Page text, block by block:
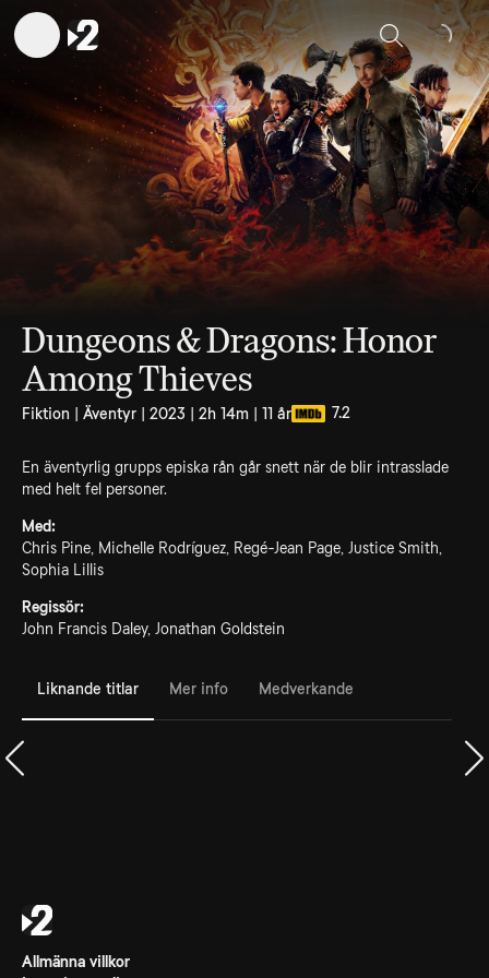
Sök
Dungeons & Dragons: Honor
Among Thieves
Fiktion | Äventyr | 2023 | 2h 14m | 11 år 7.2
En äventyrlig grupps episka rån går snett när de blir intrasslade
med helt fel personer.
Med:
Chris Pine, Michelle Rodríguez, Regé-Jean Page, Justice Smith,
Sophia Lillis
Regissör:
John Francis Daley, Jonathan Goldstein
Liknande titlar Mer info Medverkande
Allmänna villkor